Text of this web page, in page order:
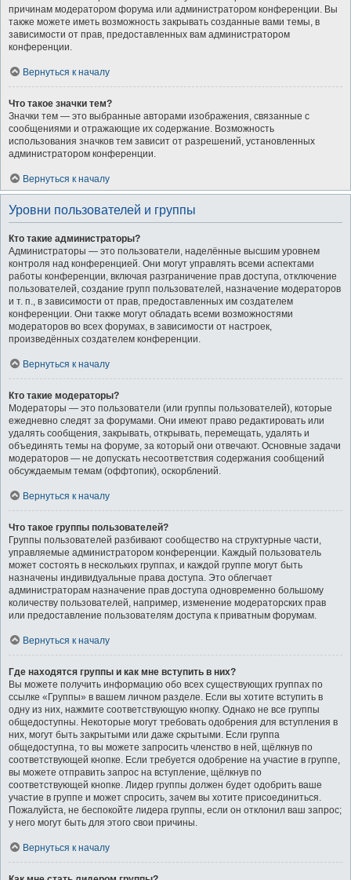
причинам модератором форума или администратором конференции. Вы
также можете иметь возможность закрывать созданные вами темы, в
зависимости от прав, предоставленных вам администратором
конференции.
Вернуться к началу
Что такое значки тем?
Значки тем — это выбранные авторами изображения, связанные с
сообщениями и отражающие их содержание. Возможность
использования значков тем зависит от разрешений, установленных
администратором конференции.
Вернуться к началу
Уровни пользователей и группы
Кто такие администраторы?
Администраторы — это пользователи, наделённые высшим уровнем
контроля над конференцией. Они могут управлять всеми аспектами
работы конференции, включая разграничение прав доступа, отключение
пользователей, создание групп пользователей, назначение модераторов
и т. п., в зависимости от прав, предоставленных им создателем
конференции. Они также могут обладать всеми возможностями
модераторов во всех форумах, в зависимости от настроек,
произведённых создателем конференции.
Вернуться к началу
Кто такие модераторы?
Модераторы — это пользователи (или группы пользователей), которые
ежедневно следят за форумами. Они имеют право редактировать или
удалять сообщения, закрывать, открывать, перемещать, удалять и
объединять темы на форуме, за который они отвечают. Основные задачи
модераторов — не допускать несоответствия содержания сообщений
обсуждаемым темам (оффтопик), оскорблений.
Вернуться к началу
Что такое группы пользователей?
Группы пользователей разбивают сообщество на структурные части,
управляемые администратором конференции. Каждый пользователь
может состоять в нескольких группах, и каждой группе могут быть
назначены индивидуальные права доступа. Это облегчает
администраторам назначение прав доступа одновременно большому
количеству пользователей, например, изменение модераторских прав
или предоставление пользователям доступа к приватным форумам.
Вернуться к началу
Где находятся группы и как мне вступить в них?
Вы можете получить информацию обо всех существующих группах по
ссылке «Группы» в вашем личном разделе. Если вы хотите вступить в
одну из них, нажмите соответствующую кнопку. Однако не все группы
общедоступны. Некоторые могут требовать одобрения для вступления в
них, могут быть закрытыми или даже скрытыми. Если группа
общедоступна, то вы можете запросить членство в ней, щёлкнув по
соответствующей кнопке. Если требуется одобрение на участие в группе,
вы можете отправить запрос на вступление, щёлкнув по
соответствующей кнопке. Лидер группы должен будет одобрить ваше
участие в группе и может спросить, зачем вы хотите присоединиться.
Пожалуйста, не беспокойте лидера группы, если он отклонил ваш запрос;
у него могут быть для этого свои причины.
Вернуться к началу